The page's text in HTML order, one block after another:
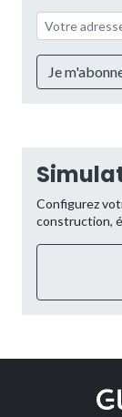
Configurez
construction,